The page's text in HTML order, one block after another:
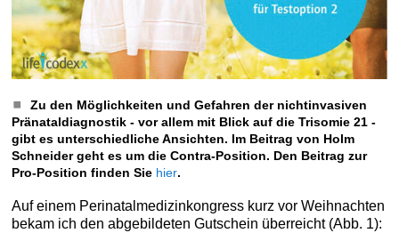
Zu den Möglichkeiten und Gefahren der nichtinvasiven
Pränataldiagnostik - vor allem mit Blick auf die Trisomie 21 -
gibt es unterschiedliche Ansichten. Im Beitrag von Holm
Schneider geht es um die Contra-Position. Den Beitrag zur
Pro-Position finden Sie hier.
Auf einem Perinatalmedizinkongress kurz vor Weihnachten
bekam ich den abgebildeten Gutschein überreicht (Abb. 1):